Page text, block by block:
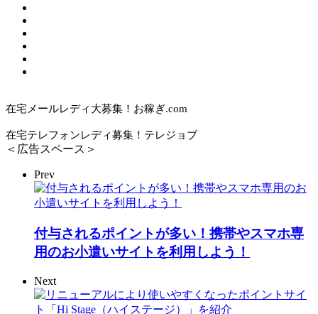
在宅メールレディ大募集！お稼ぎ.com
在宅テレフォンレディ募集！テレジョブ
＜広告スペース＞
Prev
付与されるポイントが多い！携帯やスマホ専
用のお小遣いサイトを利用しよう！
Next